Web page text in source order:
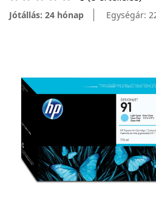
Jótállás: 24 hónap Egységár: